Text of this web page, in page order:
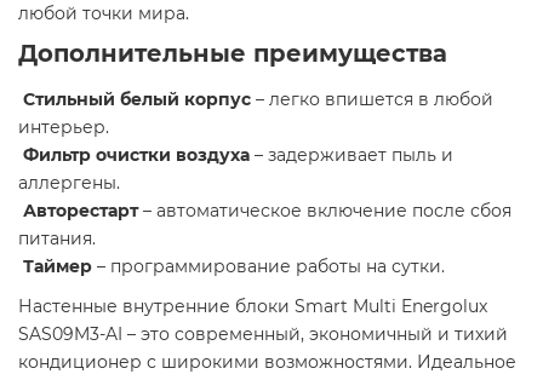
любой точки мира.
Дополнительные преимущества
Стильный белый корпус – легко впишется в любой
интерьер.
Фильтр очистки воздуха – задерживает пыль и
аллергены.
Авторестарт– автоматическое включение после сбоя
питания.
Таймер – программирование работы на сутки.
Настенные внутренние блоки Smart Multi Energolux
SAS09M3-AI – это современный, экономичный и тихий
кондиционер с широкими возможностями. Идеальное